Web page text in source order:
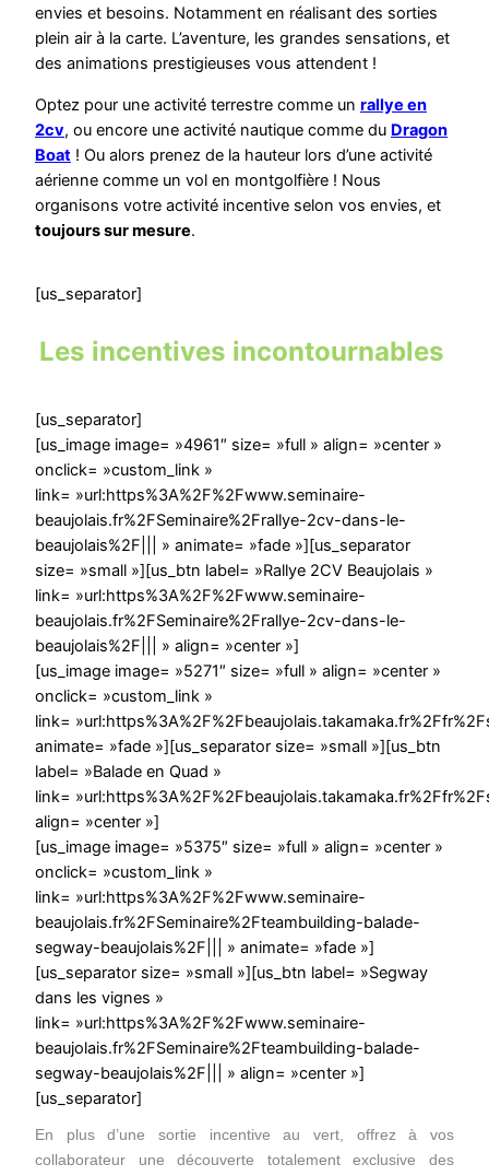
envies et besoins. Notamment en réalisant des sorties
plein air à la carte. L’aventure, les grandes sensations, et
des animations prestigieuses vous attendent !
Optez pour une activité terrestre comme un rallye en
2cv, ou encore une activité nautique comme du Dragon
Boat ! Ou alors prenez de la hauteur lors d’une activité
aérienne comme un vol en montgolfière ! Nous
organisons votre activité incentive selon vos envies, et
toujours sur mesure.
[us_separator]
Les incentives incontournables
[us_separator]
[us_image image= »4961″ size= »full » align= »center »
onclick= »custom_link »
link= »url:https%3A%2F%2Fwww.seminaire-
beaujolais.fr%2FSeminaire%2Frallye-2cv-dans-le-
beaujolais%2F||| » animate= »fade »][us_separator
size= »small »][us_btn label= »Rallye 2CV Beaujolais »
link= »url:https%3A%2F%2Fwww.seminaire-
beaujolais.fr%2FSeminaire%2Frallye-2cv-dans-le-
beaujolais%2F||| » align= »center »]
[us_image image= »5271″ size= »full » align= »center »
onclick= »custom_link »
link=
animate= »fade »][us_separator size= »small »][us_btn
label= »Balade en Quad »
link=
align= »center »]
[us_image image= »5375″ size= »full » align= »center »
onclick= »custom_link »
link= »url:https%3A%2F%2Fwww.seminaire-
beaujolais.fr%2FSeminaire%2Fteambuilding-balade-
segway-beaujolais%2F||| » animate= »fade »]
[us_separator size= »small »][us_btn label= »Segway
dans les vignes »
link= »url:https%3A%2F%2Fwww.seminaire-
beaujolais.fr%2FSeminaire%2Fteambuilding-balade-
segway-beaujolais%2F||| » align= »center »]
[us_separator]
En plus d’une sortie incentive au vert, offrez à vos
collaborateur une découverte totalement exclusive des